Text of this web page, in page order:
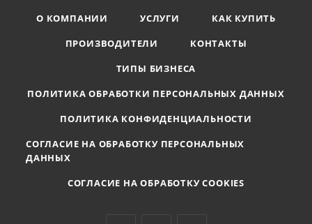
О КОМПАНИИ УСЛУГИ
КАК КУПИТЬ
ПРОИЗВОДИТЕЛИ
КОНТАКТЫ
ТИПЫ БИЗНЕСА
ПОЛИТИКА ОБРАБОТКИ ПЕРСОНАЛЬНЫХ ДАННЫХ
ПОЛИТИКА КОНФИДЕНЦИАЛЬНОСТИ
СОГЛАСИЕ НА ОБРАБОТКУ ПЕРСОНАЛЬНЫХ
ДАННЫХ
СОГЛАСИЕ НА ОБРАБОТКУ COOKIES